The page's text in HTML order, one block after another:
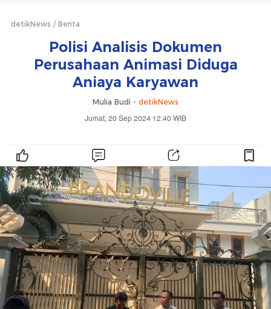
detikNews Berita
Polisi Analisis Dokumen
Perusahaan Animasi Diduga
Aniaya Karyawan
Mulia Budi - detikNews
Jumat, 20 Sep 2024 12:40 WIB